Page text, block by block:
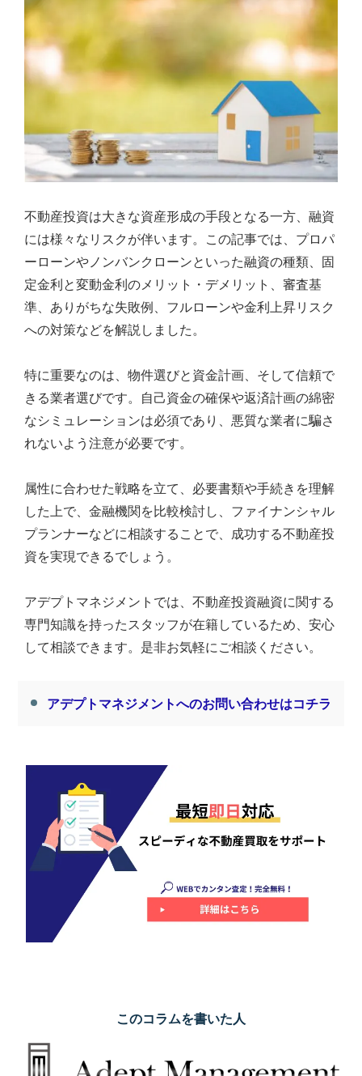
不動産投資は大きな資産形成の手段となる一方、融資
には様々なリスクが伴います。この記事では、プロパ
ーローンやノンバンクローンといった融資の種類、固
定金利と変動金利のメリット・デメリット、審査基
準、ありがちな失敗例、フルローンや金利上昇リスク
への対策などを解説しました。
特に重要なのは、物件選びと資金計画、そして信頼で
きる業者選びです。自己資金の確保や返済計画の綿密
なシミュレーションは必須であり、悪質な業者に騙さ
れないよう注意が必要です。
属性に合わせた戦略を立て、必要書類や手続きを理解
した上で、金融機関を比較検討し、ファイナンシャル
プランナーなどに相談することで、成功する不動産投
資を実現できるでしょう。
アデプトマネジメントでは、不動産投資融資に関する
専門知識を持ったスタッフが在籍しているため、安心
して相談できます。是非お気軽にご相談ください。
アデプトマネジメントへのお問い合わせはコチラ
このコラムを書いた人